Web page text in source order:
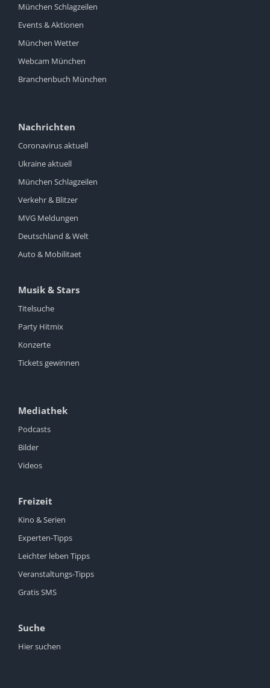
München Schlagzeilen
Events & Aktionen
München Wetter
Webcam München
Branchenbuch München
Nachrichten
Coronavirus aktuell
Ukraine aktuell
München Schlagzeilen
Verkehr & Blitzer
MVG Meldungen
Deutschland & Welt
Auto & Mobilitaet
Musik & Stars
Titelsuche
Party Hitmix
Konzerte
Tickets gewinnen
Mediathek
Podcasts
Bilder
Videos
Freizeit
Kino & Serien
Experten-Tipps
Leichter leben Tipps
Veranstaltungs-Tipps
Gratis SMS
Suche
Hier suchen